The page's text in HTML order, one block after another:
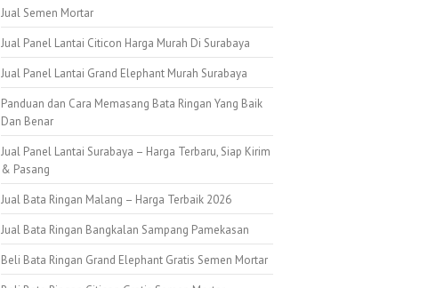
Jual Semen Mortar
Jual Panel Lantai Citicon Harga Murah Di Surabaya
Jual Panel Lantai Grand Elephant Murah Surabaya
Panduan dan Cara Memasang Bata Ringan Yang Baik
Dan Benar
Jual Panel Lantai Surabaya – Harga Terbaru, Siap Kirim
& Pasang
Jual Bata Ringan Malang – Harga Terbaik 2026
Jual Bata Ringan Bangkalan Sampang Pamekasan
Beli Bata Ringan Grand Elephant Gratis Semen Mortar